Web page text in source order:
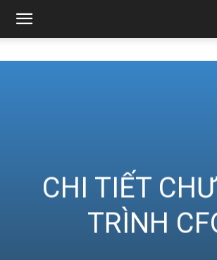
Viện
CHI TIẾT
TRÌNH